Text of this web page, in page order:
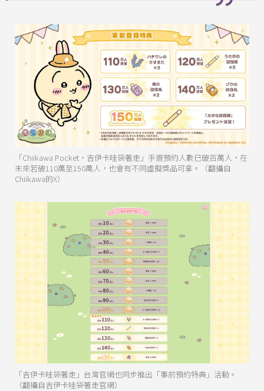
「Chiikawa Pocket，吉伊卡哇袋著走」手遊預約人數已破百萬人，在
未來若破110萬至150萬人，也會有不同虛擬獎品可拿。（翻攝自
Chiikawa的X）
「吉伊卡哇袋著走」台灣官網也同步推出「事前預約特典」活動。
（翻攝自吉伊卡哇袋著走官網）